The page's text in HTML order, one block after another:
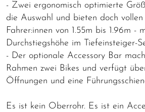
- Zwei ergonomisch optimierte
die Auswahl und bieten doch
Fahrer:innen von 1.55m bis 1.96m -
Durchstiegshöhe im Tiefeinsteiger-
- Der optionale Accessory Bar
Rahmen zwei Bikes und verfügt
Öffnungen und eine
Es ist kein Oberrohr. Es ist ein